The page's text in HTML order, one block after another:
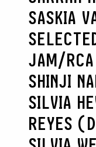
SASKIA
JAM/RCA
SHINJI
SILVIA
REYES